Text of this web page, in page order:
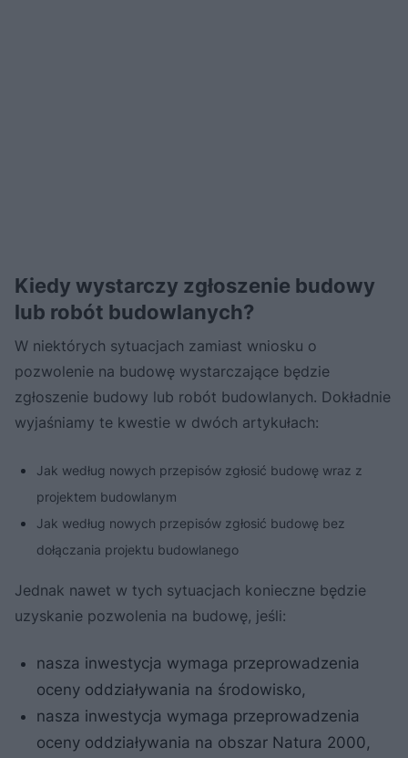
Kiedy wystarczy zgłoszenie budowy
lub robót budowlanych?
W niektórych sytuacjach zamiast wniosku o
pozwolenie na budowę wystarczające będzie
zgłoszenie budowy lub robót budowlanych. Dokładnie
wyjaśniamy te kwestie w dwóch artykułach:
Jak według nowych przepisów zgłosić budowę wraz z
projektem budowlanym
Jak według nowych przepisów zgłosić budowę bez
dołączania projektu budowlanego
Jednak nawet w tych sytuacjach konieczne będzie
uzyskanie pozwolenia na budowę, jeśli:
nasza inwestycja wymaga przeprowadzenia
oceny oddziaływania na środowisko,
nasza inwestycja wymaga przeprowadzenia
oceny oddziaływania na obszar Natura 2000,